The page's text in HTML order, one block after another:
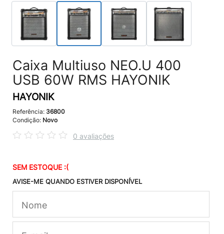
Caixa Multiuso NEO.U 400
USB 60W RMS HAYONIK
HAYONIK
Referência: 36800
Condição: Novo
0 avaliações
SEM ESTOQUE :(
AVISE-ME QUANDO ESTIVER DISPONÍVEL